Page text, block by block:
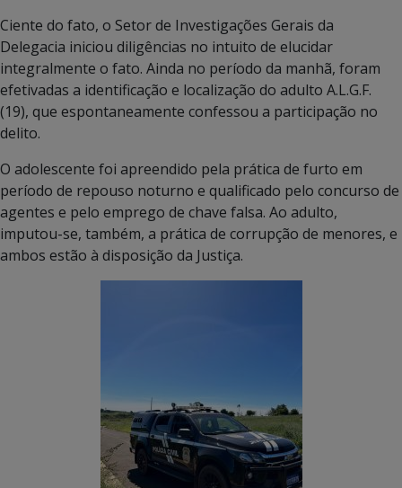
Ciente do fato, o Setor de Investigações Gerais da
Delegacia iniciou diligências no intuito de elucidar
integralmente o fato. Ainda no período da manhã, foram
efetivadas a identificação e localização do adulto A.L.G.F.
(19), que espontaneamente confessou a participação no
delito.
O adolescente foi apreendido pela prática de furto em
período de repouso noturno e qualificado pelo concurso de
agentes e pelo emprego de chave falsa. Ao adulto,
imputou-se, também, a prática de corrupção de menores, e
ambos estão à disposição da Justiça.